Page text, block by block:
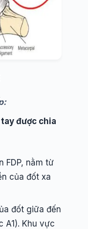
được chia
FDP, nằm từ
của đốt xa
đốt giữa đến
A1). Khu vực